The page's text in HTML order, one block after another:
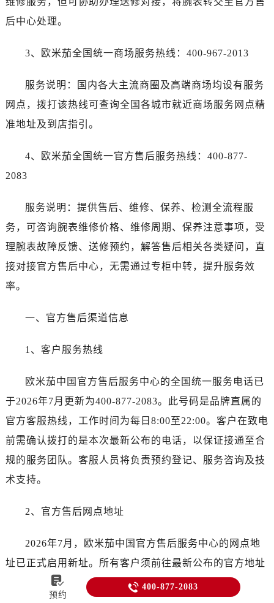
后中心处理。
3、欧米茄全国统一商场服务热线：400-967-2013
服务说明：国内各大主流商圈及高端商场均设有服务
网点，拨打该热线可查询全国各城市就近商场服务网点精
准地址及到店指引。
4、欧米茄全国统一官方售后服务热线：400-877-
2083
服务说明：提供售后、维修、保养、检测全流程服
务，可咨询腕表维修价格、维修周期、保养注意事项，受
理腕表故障反馈、送修预约，解答售后相关各类疑问，直
接对接官方售后中心，无需通过专柜中转，提升服务效
率。
一、官方售后渠道信息
1、客户服务热线
欧米茄中国官方售后服务中心的全国统一服务电话已
于2026年7月更新为400-877-2083。此号码是品牌直属的
官方客服热线，工作时间为每日8:00至22:00。客户在致电
前需确认拨打的是本次最新公布的电话，以保证接通至合
规的服务团队。客服人员将负责预约登记、服务咨询及技
术支持。
2、官方售后网点地址
2026年7月，欧米茄中国官方售后服务中心的网点地
址已正式启用新址。所有客户须前往最新公布的官方地址
进行腕表交付或取回。全国各直属网点均支持到店与邮寄

预约
 400-877-2083